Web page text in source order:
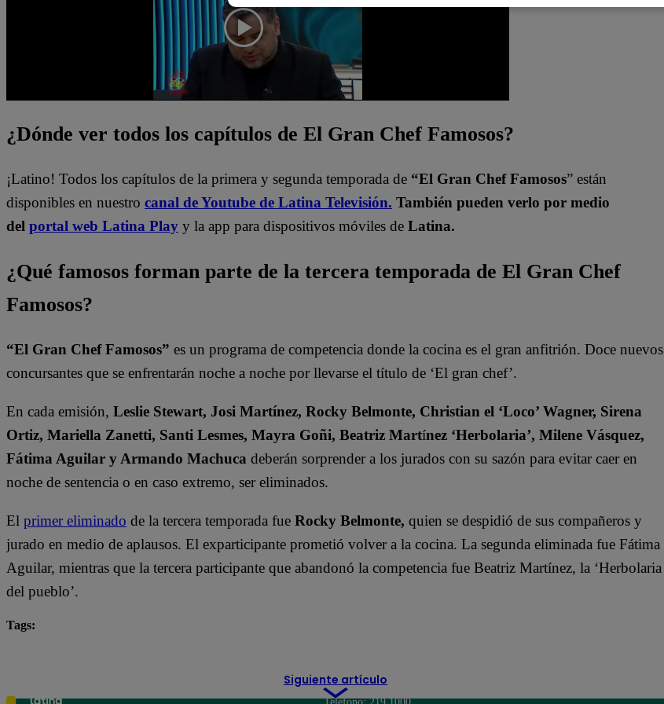
¿Dónde ver todos los capítulos de El Gran Chef Famosos?
¡Latino! Todos los capítulos de la primera y segunda temporada de “El Gran Chef Famosos” están
disponibles en nuestro canal de Youtube de Latina Televisión. También pueden verlo por medio
del portal web Latina Play y la app para dispositivos móviles de Latina.
¿Qué famosos forman parte de la tercera temporada de El Gran Chef
Famosos?
“El Gran Chef Famosos” es un programa de competencia donde la cocina es el gran anfitrión. Doce nuevos
concursantes que se enfrentarán noche a noche por llevarse el título de ‘El gran chef’.
En cada emisión, Leslie Stewart, Josi Martínez, Rocky Belmonte, Christian el ‘Loco’ Wagner, Sirena
Ortiz, Mariella Zanetti, Santi Lesmes, Mayra Goñi, Beatriz Martínez ‘Herbolaria’, Milene Vásquez,
Fátima Aguilar y Armando Machuca deberán sorprender a los jurados con su sazón para evitar caer en
noche de sentencia o en caso extremo, ser eliminados.
El primer eliminado de la tercera temporada fue Rocky Belmonte, quien se despidió de sus compañeros y
jurado en medio de aplausos. El exparticipante prometió volver a la cocina. La segunda eliminada fue Fátima
Aguilar, mientras que la tercera participante que abandonó la competencia fue Beatriz Martínez, la ‘Herbolaria
del pueblo’.
Tags:
Siguiente artículo